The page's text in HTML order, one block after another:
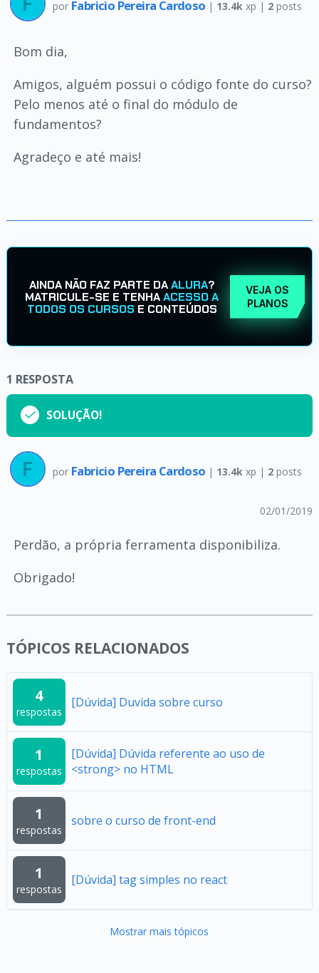
por Fabricio Pereira Cardoso | 13.4k xp | 2posts
Bom dia,
Amigos, alguém possui o código fonte do curso?
Pelo menos até o final do módulo de
fundamentos?
Agradeço e até mais!
AINDA NÃO FAZ PARTE DAALURA?
MATRICULE-SE E TENHAACESSO A
TODOS OS CURSOS E CONTEÚDOS
VEJA OS
PLANOS
1 RESPOSTA
SOLUÇÃO!
por Fabricio Pereira Cardoso | 13.4k xp | 2posts
02/01/2019
Perdão, a própria ferramenta disponibiliza.
Obrigado!
TÓPICOS RELACIONADOS
4
respostas
[Dúvida] Duvida sobre curso
1
respostas
[Dúvida] Dúvida referente ao uso de
<strong> no HTML
1
respostas
sobre o curso de front-end
1
respostas
[Dúvida] tag simples no react
Mostrar mais tópicos